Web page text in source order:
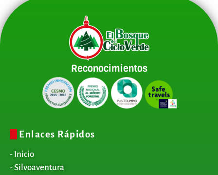
Reconocimientos
Enlaces Rápidos
- Inicio
- Silvoaventura